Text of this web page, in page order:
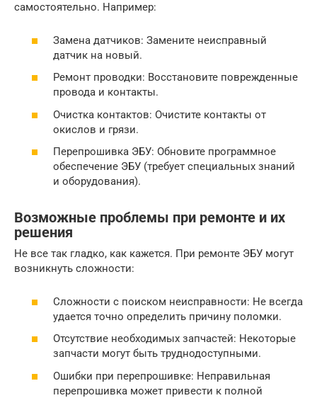
самостоятельно. Например:
Замена датчиков: Замените неисправный
датчик на новый.
Ремонт проводки: Восстановите поврежденные
провода и контакты.
Очистка контактов: Очистите контакты от
окислов и грязи.
Перепрошивка ЭБУ: Обновите программное
обеспечение ЭБУ (требует специальных знаний
и оборудования).
Возможные проблемы при ремонте и их
решения
Не все так гладко, как кажется. При ремонте ЭБУ могут
возникнуть сложности:
Сложности с поиском неисправности: Не всегда
удается точно определить причину поломки.
Отсутствие необходимых запчастей: Некоторые
запчасти могут быть труднодоступными.
Ошибки при перепрошивке: Неправильная
перепрошивка может привести к полной